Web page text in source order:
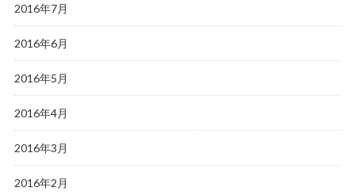
2016年7月
2016年6月
2016年5月
2016年4月
2016年3月
2016年2月